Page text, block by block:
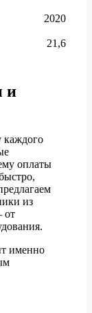
2020
21,6
и
оплаты
из
именно